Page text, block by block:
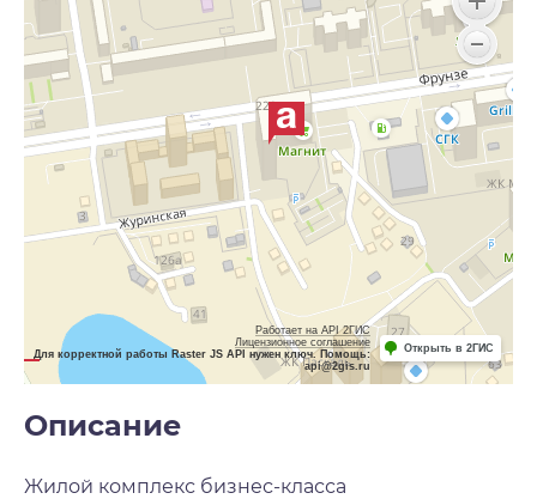
Работает на API 2ГИС
Лицензионное соглашение
Для корректной работы Raster JS API нужен ключ. Помощь:
api@2gis.ru
Открыть в 2ГИС
Описание
Жилой комплекс бизнес-класса